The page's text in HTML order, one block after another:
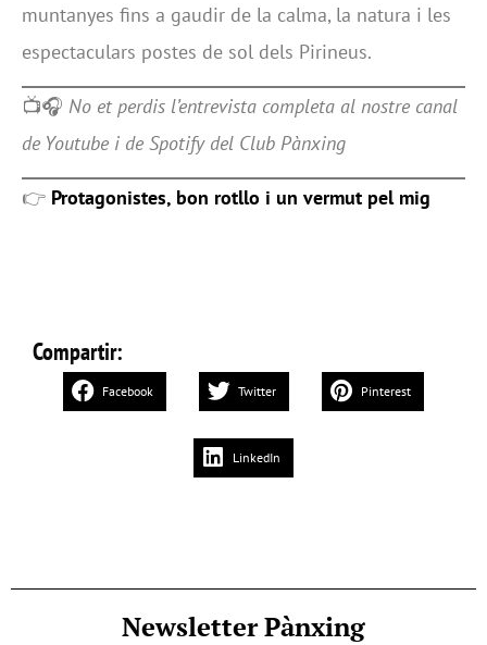
muntanyes fins a gaudir de la calma, la natura i les
espectaculars postes de sol dels Pirineus.
📺🎧 No et perdis l’entrevista completa al nostre canal
de Youtube i de Spotify del Club Pànxing
👉 Protagonistes, bon rotllo i un vermut pel mig
Compartir:
Facebook Twitter Pinterest
LinkedIn
Newsletter Pànxing